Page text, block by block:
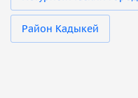
Район Кадыкей